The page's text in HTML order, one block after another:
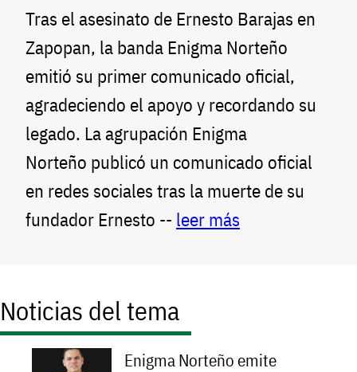
Tras el asesinato de Ernesto Barajas en
Zapopan, la banda Enigma Norteño
emitió su primer comunicado oficial,
agradeciendo el apoyo y recordando su
legado. La agrupación Enigma
Norteño publicó un comunicado oficial
en redes sociales tras la muerte de su
fundador Ernesto -- leer más
Noticias del tema
Enigma Norteño emite